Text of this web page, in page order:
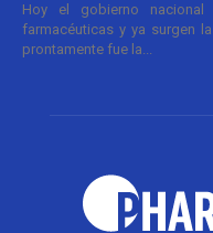
Hoy el gobierno
farmacéuticas y ya surgen
prontamente fue la...